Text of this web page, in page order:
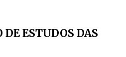
ESTUDOS DAS